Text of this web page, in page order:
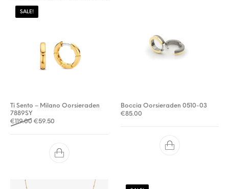
SALE!
Ti Sento – Milano Oorsieraden
7889SY
€119.00 Oorspronkelijke prijs was: €119.00.
€59.50
Boccia Oorsieraden 0510-03
€85.00